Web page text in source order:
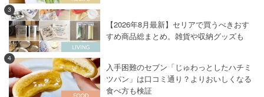
3
【2026年8月最新】セリアで買うべきおす
すめ商品総まとめ。雑貨や収納グッズも
4
入手困難のセブン「じゅわっとしたハチミ
ツパン」は口コミ通り？よりおいしくなる
食べ方も検証